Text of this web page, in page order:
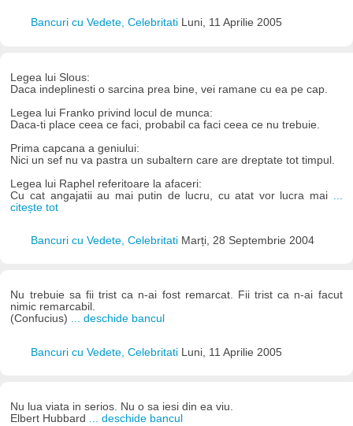
Bancuri cu Vedete, Celebritati Luni, 11 Aprilie 2005
Legea lui Slous:
Daca indeplinesti o sarcina prea bine, vei ramane cu ea pe cap.
Legea lui Franko privind locul de munca:
Daca-ti place ceea ce faci, probabil ca faci ceea ce nu trebuie.
Prima capcana a geniului:
Nici un sef nu va pastra un subaltern care are dreptate tot timpul.
Legea lui Raphel referitoare la afaceri:
Cu cat angajatii au mai putin de lucru, cu atat vor lucra mai
citește tot
Bancuri cu Vedete, Celebritati Marți, 28 Septembrie 2004
Nu trebuie sa fii trist ca n-ai fost remarcat. Fii trist ca n-ai facut
nimic remarcabil.
(Confucius) ... deschide bancul
Bancuri cu Vedete, Celebritati Luni, 11 Aprilie 2005
Nu lua viata in serios. Nu o sa iesi din ea viu.
Elbert Hubbard ... deschide bancul